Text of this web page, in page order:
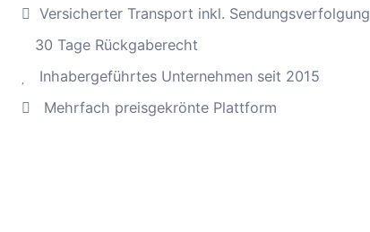
MengeVersicherter Transport inkl. Sendungsverfolgung
30 Tage Rückgaberecht
Inhabergeführtes Unternehmen seit 2015
Mehrfach preisgekrönte Plattform